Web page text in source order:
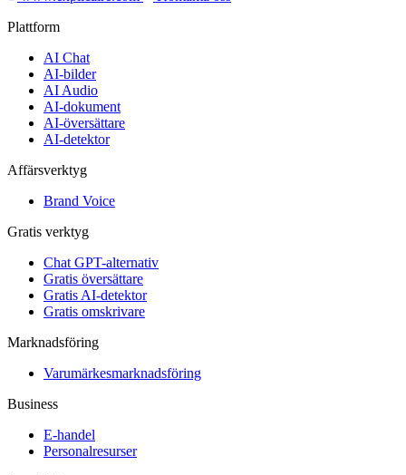
Plattform
AI Chat
AI-bilder
AI Audio
AI-dokument
AI-översättare
AI-detektor
Affärsverktyg
Brand Voice
Gratis verktyg
Chat GPT-alternativ
Gratis översättare
Gratis AI-detektor
Gratis omskrivare
Marknadsföring
Varumärkesmarknadsföring
Business
E-handel
Personalresurser